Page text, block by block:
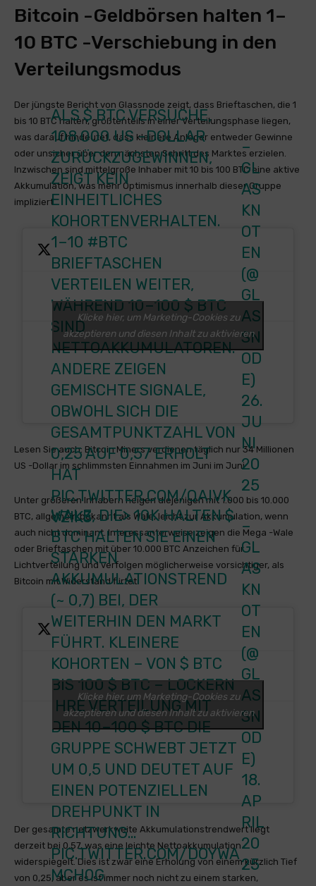
Bitcoin -Geldbörsen halten 1–
10 BTC -Verschiebung in den
Verteilungsmodus
Der jüngste Bericht von Glassnode zeigt, dass Brieftaschen, die 1
bis 10 BTC halten, größtenteils in einer Verteilungsphase liegen,
was darauf hindeutet, dass kleinere Anleger entweder Gewinne
oder unsicher über den nächsten Schritt des Marktes erzielen.
Inzwischen sind mittelgroße Inhaber mit 10 bis 100 BTC eine aktive
Akkumulation, was mehr Optimismus innerhalb dieser Gruppe
impliziert.
ALS$ BTCVERSUCHE,
108.000 US -DOLLAR
ZURÜCKZUGEWINNEN,
ZEIGT KEIN
EINHEITLICHES
KOHORTENVERHALTEN.
1–10 #BTC
BRIEFTASCHEN
VERTEILEN WEITER,
WÄHREND 10–100$ BTC
SIND
NETTOAKKUMULATOREN.
ANDERE ZEIGEN
GEMISCHTE SIGNALE,
OBWOHL SICH DIE
GESAMTPUNKTZAHL VON
0,25 AUF 0,57 ERHOLT
HAT
PIC.TWITTER.COM/QAIVK
VZIK3
–
GL
AS
KN
OT
EN
(@
GL
AS
SN
OD
E)
26.
JU
NI
20
25
Klicke hier, um Marketing-Cookies zu
akzeptieren und diesen Inhalt zu aktivieren
Lesen Sie auch: Bitcoin Miners verdienen täglich nur 34 Millionen
US -Dollar im schlimmsten Einnahmen im Juni im Juni
Unter größeren Inhabern neigen diejenigen mit 1.000 bis 10.000
BTC, allgemein bekannt als Wale, leicht zur Akkumulation, wenn
auch nicht dominant. Interessanterweise zeigen die Mega -Wale
oder Brieftaschen mit über 10.000 BTC Anzeichen für
Lichtverteilung und verfolgen möglicherweise vorsichtiger, als
Bitcoin mit Widerstand flirtet.
WALE, DIE> 10K HALTEN$
BTCHALTEN SIE EINEN
STARKEN
AKKUMULATIONSTREND
(~ 0,7) BEI, DER
WEITERHIN DEN MARKT
FÜHRT. KLEINERE
KOHORTEN – VON $ BTC
BIS 100$ BTC– LOCKERN
IHRE VERTEILUNG MIT
DEN 10–100$ BTCDIE
GRUPPE SCHWEBT JETZT
UM 0,5 UND DEUTET AUF
EINEN POTENZIELLEN
DREHPUNKT IN
RICHTUNG…
PIC.TWITTER.COM/DOYWA
MCH0G
–
GL
AS
KN
OT
EN
(@
GL
AS
SN
OD
E)
18.
AP
RIL
20
25
Klicke hier, um Marketing-Cookies zu
akzeptieren und diesen Inhalt zu aktivieren
Der gesamte netzwerkweite Akkumulationstrendwert liegt
derzeit bei 0,57, was eine leichte Nettoakkumulation
widerspiegelt. Dies ist zwar eine Erholung von einem kürzlich Tief
von 0,25, aber es ist immer noch nicht zu einem starken,